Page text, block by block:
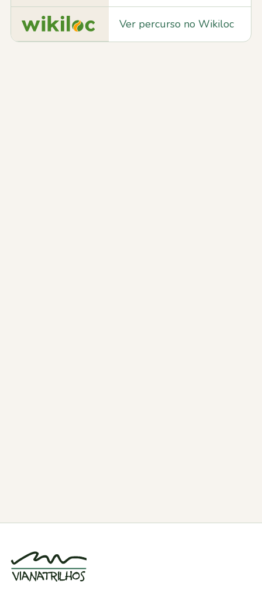
Ver percurso no Wikiloc